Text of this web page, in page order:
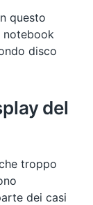
questo
notebook
disco
del
troppo
dei casi